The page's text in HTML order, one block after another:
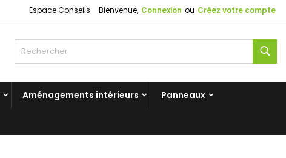
Bienvenue, Connexion ou Créez votre compte
Espace Conseils
Aménagements intérieurs Panneaux